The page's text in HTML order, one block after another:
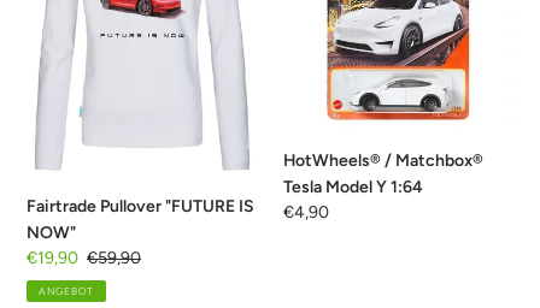
g
:
NOW"
Fairtrade Pullover "FUTURE IS
NOW"
Sonderpreis
€19,90 Normaler
Preis
€59,90
ANGEBOT
Model
HotWheels® / Matchbox®
Tesla Model Y 1:64
Normaler
€4,90